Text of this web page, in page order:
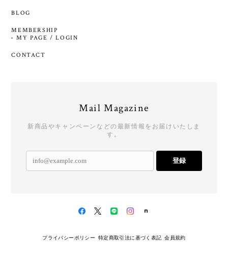
BLOG
MEMBERSHIP
MY PAGE / LOGIN
CONTACT
Mail Magazine
新商品やキャンペーンなどの最新情報をお届けいたしま
す。
登録
プライバシーポリシー 特定商取引法に基づく表記 会員規約